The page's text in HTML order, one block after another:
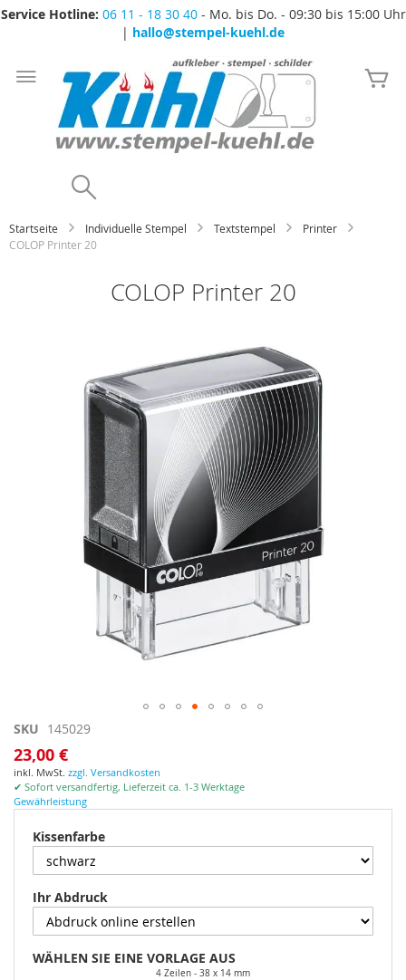
Service Hotline: 06 11 - 18 30 40- Mo. bis Do. - 09:30 bis 15:00 Uhr
| hallo@stempel-kuehl.de
Zum
Inhalt
springen
Startseite Individuelle Stempel Textstempel
Printer
COLOP Printer 20
COLOP Printer 20
Zum
Anfang
der
Bildgalerie
springen
SKU 145029
23,00 €
inkl. MwSt. zzgl. Versandkosten
✔ Sofort versandfertig, Lieferzeit ca. 1-3 Werktage
Gewährleistung
Kissenfarbe
Ihr Abdruck
WÄHLEN SIE EINE VORLAGE AUS
4 Zeilen 38 x 14 mm